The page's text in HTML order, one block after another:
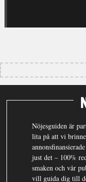
Nöjesguiden är
lita på att vi
just det – 100%
smaken och vår
vill guida dig till